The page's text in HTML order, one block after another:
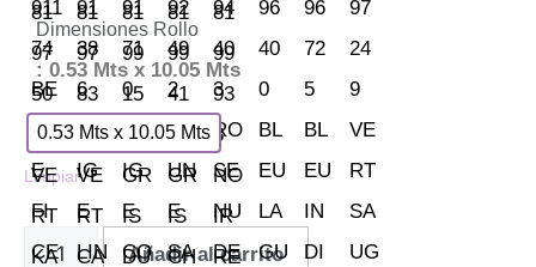
Dimensiones Rollo
: 0.53 Mts x 10.05 Mts
0.53 Mts x 10.05 Mts
Limpiar
Añadir al carrito